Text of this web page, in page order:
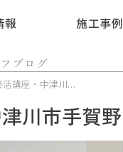
報 施工事例
ブログ
今から考える終活講座・中津川市手賀野
川市手賀野